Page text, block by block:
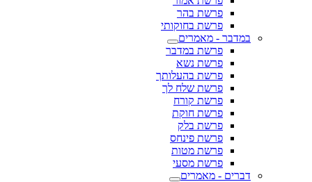
פרשת בהר
פרשת בחוקותי
במדבר - מאמרים
פרשת במדבר
פרשת נשא
פרשת בהעלותך
פרשת שלח לך
פרשת קורח
פרשת חוקת
פרשת בלק
פרשת פינחס
פרשת מטות
פרשת מסעי
דברים - מאמרים